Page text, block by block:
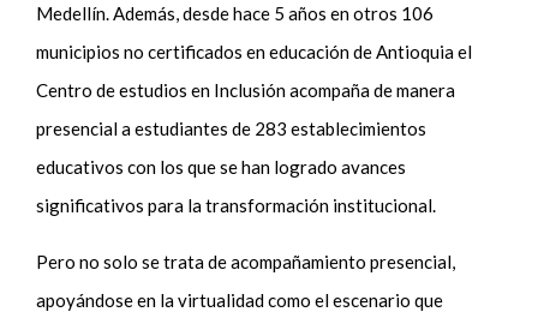
Medellín. Además, desde hace 5 años en otros 106
municipios no certificados en educación de Antioquia el
Centro de estudios en Inclusión acompaña de manera
presencial a estudiantes de 283 establecimientos
educativos con los que se han logrado avances
significativos para la transformación institucional.
Pero no solo se trata de acompañamiento presencial,
apoyándose en la virtualidad como el escenario que